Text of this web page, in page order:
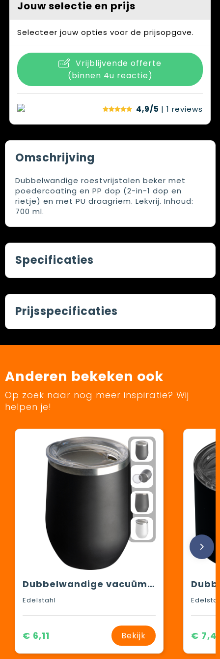
Jouw selectie en prijs
Selecteer jouw opties voor de prijsopgave.
Vrijblijvende offerte
(binnen 4u reactie)
4,9/5 | 1 reviews
Omschrijving
Dubbelwandige roestvrijstalen beker met
poedercoating en PP dop (2-in-1 dop en
rietje) en met PU draagriem. Lekvrij. Inhoud:
700 ml.
Specificaties
Prijsspecificaties
Anderen bekeken ook
Op zoek naar nog meer inspiratie? Wij
helpen je!
Dubbelwandige vacuüm drinkbeker, 380 ml
Edelstahl
€ 6,11 Bekijk €